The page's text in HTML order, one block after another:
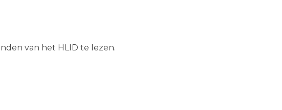
van het HLID te lezen.